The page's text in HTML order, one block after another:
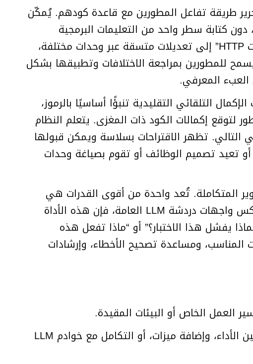
طريقة تفاعل المطورين مع قاعدة كودهم. يُمكّن
كتابة سطر واحد من التعليمات البرمجية
الأساسية أو التنقل. على سبيل المثال، يمكن ترجمة موجه مثل “إضافة تسجيل لجميع طلبات HTTP” إلى تعديلات متسقة عبر وحدات مختلفة،
للمطورين بمراجعة الاختلافات وتطبيقها بشكل
العبء المعرفي.
التلقائي التقليدية تنبؤًا أساسيًا بالرموز،
لتوقع إكمالات الكود ذات المغزى. يتعلم النظام
التالي. تظهر الاقتراحات بسلاسة ويمكن قبولها
تعيد تصميم الوظائف أو تقوم بصياغة وحدات
المتكاملة. تُعد واحدة من أقوى القدرات هي
واجهة الدردشة داخل المحرر، والتي توفر دعمًا فوريًا مُناسبًا لمساحة العمل الحالية. على عكس واجهات دردشة LLM العامة، فإن هذه الأداة
يفشل هذا الاختبار؟” أو “ماذا تفعل هذه
ومساعدة تصحيح الأخطاء، وإرشادات
العمل الخاص أو البيئات المقيدة.
يدعو هذا الإطلاق مساهمات من مجتمع المصادر المفتوحة لتحسين الأداء، وإضافة ميزات، أو التكامل مع خوادم LLM